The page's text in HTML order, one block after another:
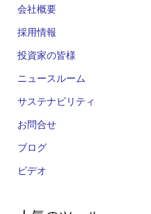
会社概要
採用情報
投資家の皆様
ニュースルーム
サステナビリティ
お問合せ
ブログ
ビデオ